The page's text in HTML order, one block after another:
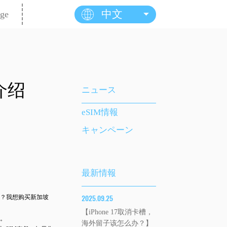
中文
绍
我想购买新加坡
ニュース
eSIM情報
キャンペーン
最新情報
2025.09.25
【iPhone 17取消卡槽，
海外留子该怎么办？】